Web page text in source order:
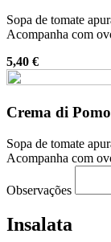
Sopa de tomate
Acompanha com
5,40 €
Crema di
Sopa de tomate
Acompanha com
Observações
Insalata